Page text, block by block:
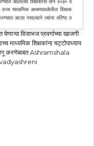
विजाभज प्रवर्गाच्या खाजगी
माध्यमिक शिक्षकांना चट्टोपाध्याय
करणेबाबत Ashramshala